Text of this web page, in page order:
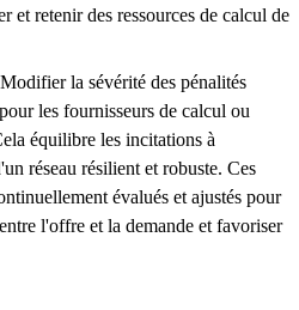
et retenir des ressources de calcul de
Modifier la sévérité des pénalités
les fournisseurs de calcul ou
équilibre les incitations à
réseau résilient et robuste. Ces
évalués et ajustés pour
l'offre et la demande et favoriser